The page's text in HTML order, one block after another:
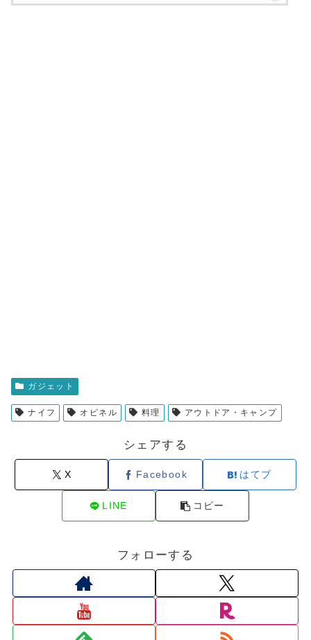
ガジェット
ナイフ オピネル 料理 アウトドア・キャンプ
シェアする
X Facebook はてブ
LINE コピー
フォローする